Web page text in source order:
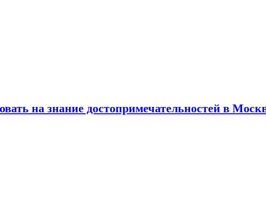
на знание достопримечательностей в